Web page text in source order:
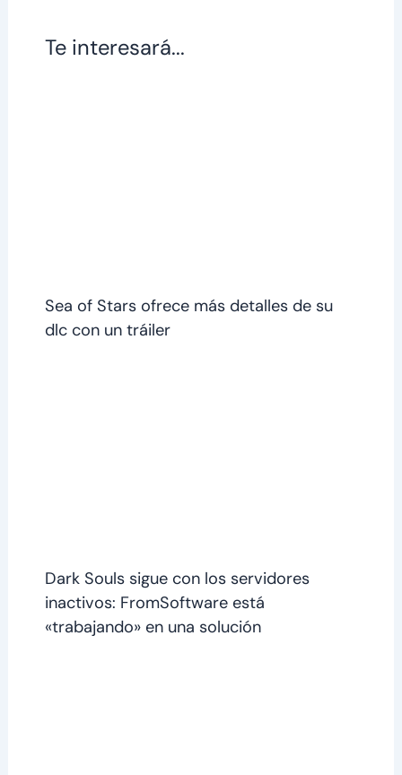
Te interesará...
Sea of Stars ofrece más detalles de su
dlc con un tráiler
Dark Souls sigue con los servidores
inactivos: FromSoftware está
«trabajando» en una solución